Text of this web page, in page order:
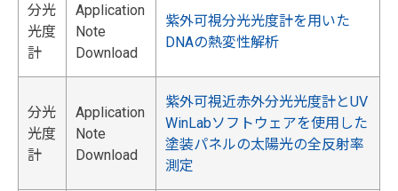
分光
光度
計
Application
Note
Download
紫外可視分光光度計を用いた
DNAの熱変性解析
分光
光度
計
Application
Note
Download
紫外可視近赤外分光光度計とUV
WinLabソフトウェアを使用した
塗装パネルの太陽光の全反射率
測定